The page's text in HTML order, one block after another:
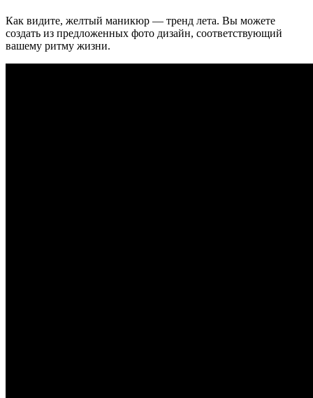
Как видите, желтый маникюр — тренд лета. Вы можете
создать из предложенных фото дизайн, соответствующий
вашему ритму жизни.